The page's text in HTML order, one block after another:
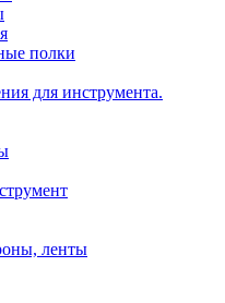
полки
для инструмента.
ленты